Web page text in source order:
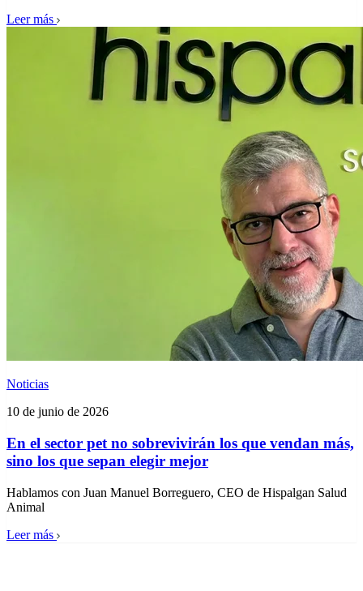
Leer más
Noticias
10 de junio de 2026
En el sector pet no sobrevivirán los que vendan más,
sino los que sepan elegir mejor
Hablamos con Juan Manuel Borreguero, CEO de Hispalgan Salud
Animal
Leer más